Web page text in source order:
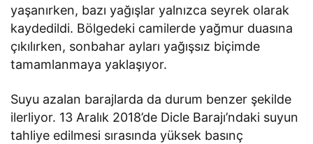
yaşanırken, bazı yağışlar yalnızca seyrek olarak
kaydedildi. Bölgedeki camilerde yağmur duasına
çıkılırken, sonbahar ayları yağışsız biçimde
tamamlanmaya yaklaşıyor.
Suyu azalan barajlarda da durum benzer şekilde
ilerliyor. 13 Aralık 2018’de Dicle Barajı’ndaki suyun
tahliye edilmesi sırasında yüksek basınç